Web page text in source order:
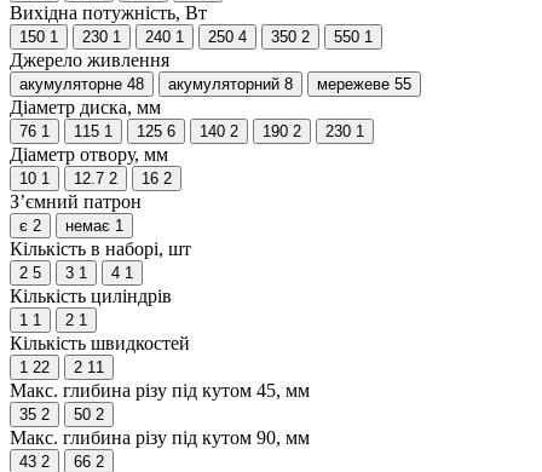
Вихідна потужність, Вт
150 1 230 1 240 1 250 4 350 2 550 1
Джерело живлення
акумуляторне 48 акумуляторний 8 мережеве 55
Діаметр диска, мм
76 1 115 1 125 6 140 2 190 2 230 1
Діаметр отвору, мм
10 1 12.7 2 16 2
З’ємний патрон
є 2 немає 1
Кількість в наборі, шт
2 5 3 1 4 1
Кількість циліндрів
1 1 2 1
Кількість швидкостей
1 22 2 11
Макс. глибина різу під кутом 45, мм
35 2 50 2
Макс. глибина різу під кутом 90, мм
43 2 66 2